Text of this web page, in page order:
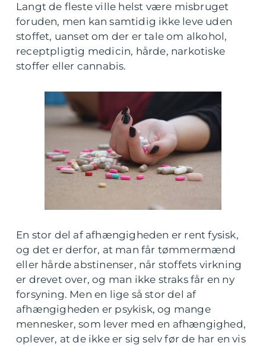
Langt de fleste ville helst være misbruget
foruden, men kan samtidig ikke leve uden
stoffet, uanset om der er tale om alkohol,
receptpligtig medicin, hårde, narkotiske
stoffer eller cannabis.
En stor del af afhængigheden er rent fysisk,
og det er derfor, at man får tømmermænd
eller hårde abstinenser, når stoffets virkning
er drevet over, og man ikke straks får en ny
forsyning. Men en lige så stor del af
afhængigheden er psykisk, og mange
mennesker, som lever med en afhængighed,
oplever, at de ikke er sig selv før de har en vis